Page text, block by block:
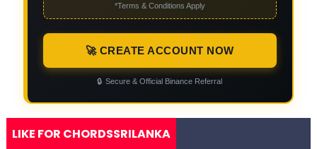
*Terms & Conditions Apply
🚀 CREATE ACCOUNT NOW
🔒 Secure & Official Binance Referral
LIKE FOR CHORDSSRILANKA